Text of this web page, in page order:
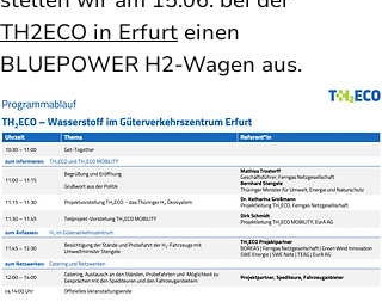
TH2ECO in Erfurt einen
BLUEPOWER H2-Wagen aus.